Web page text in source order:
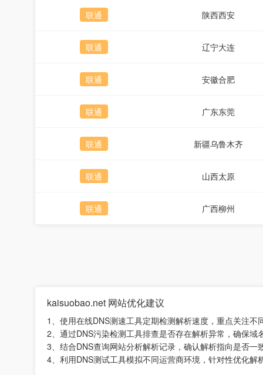
联通 陕西西安
联通 辽宁大连
联通 安徽合肥
联通 广东东莞
联通 新疆乌鲁木齐
联通 山西太原
联通 广西柳州
kaisuobao.net 网站优化建议
1、使用在线DNS测速工具定期检测解析速度，重点关注
2、通过DNS污染检测工具排查是否存在解析异常，确保域
3、结合DNS查询网站分析解析记录，确认解析指向是否一
4、利用DNS测试工具模拟不同运营商环境，针对性优化解